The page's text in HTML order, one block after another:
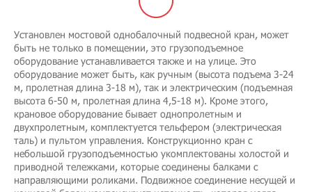
Установлен мостовой однобалочный подвесной кран, может
быть не только в помещении, это грузоподъемное
оборудование устанавливается также и на улице. Это
оборудование может быть, как ручным (высота подъема 3-24
м, пролетная длина 3-18 м), так и электрическим (подъемная
высота 6-50 м, пролетная длина 4,5-18 м). Кроме этого,
крановое оборудование бывает однопролетным и
двухпролетным, комплектуется тельфером (электрическая
таль) и пультом управления. Конструкционно кран с
небольшой грузоподъемностью укомплектованы холостой и
приводной тележками, которые соединены балками с
направляющими роликами. Подвижное соединение несущей и